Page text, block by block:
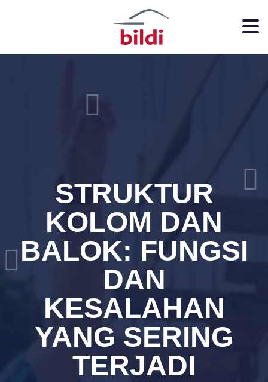
STRUKTUR
KOLOM DAN
BALOK: FUNGSI
DAN
KESALAHAN
YANG SERING
TERJADI